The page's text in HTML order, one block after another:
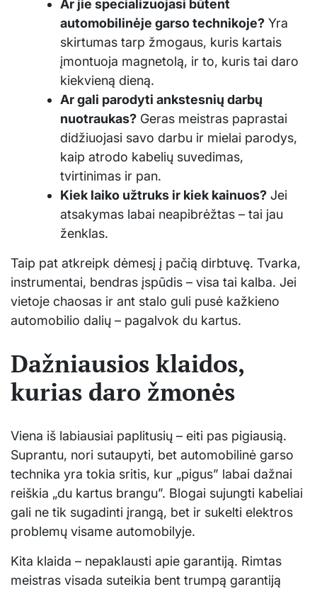
Ar jie specializuojasi būtent
automobilinėje garso technikoje? Yra
skirtumas tarp žmogaus, kuris kartais
įmontuoja magnetolą, ir to, kuris tai daro
kiekvieną dieną.
Ar gali parodyti ankstesnių darbų
nuotraukas? Geras meistras paprastai
didžiuojasi savo darbu ir mielai parodys,
kaip atrodo kabelių suvedimas,
tvirtinimas ir pan.
Kiek laiko užtruks ir kiek kainuos? Jei
atsakymas labai neapibrėžtas – tai jau
ženklas.
Taip pat atkreipk dėmesį į pačią dirbtuvę. Tvarka,
instrumentai, bendras įspūdis – visa tai kalba. Jei
vietoje chaosas ir ant stalo guli pusė kažkieno
automobilio dalių – pagalvok du kartus.
Dažniausios klaidos,
kurias daro žmonės
Viena iš labiausiai paplitusių – eiti pas pigiausią.
Suprantu, nori sutaupyti, bet automobilinė garso
technika yra tokia sritis, kur „pigus” labai dažnai
reiškia „du kartus brangu”. Blogai sujungti kabeliai
gali ne tik sugadinti įrangą, bet ir sukelti elektros
problemų visame automobilyje.
Kita klaida – nepaklausti apie garantiją. Rimtas
meistras visada suteikia bent trumpą garantiją